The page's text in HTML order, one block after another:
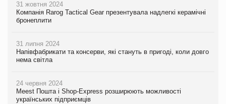
31 жовтня 2024
Компанія Rarog Tactical Gear презентувала надлегкі керамічні
бронеплити
31 липня 2024
Напівфабрикати та консерви, які стануть в пригоді, коли довго
нема світла
24 червня 2024
Meest Пошта і Shop-Express розширюють можливості
українських підприємців